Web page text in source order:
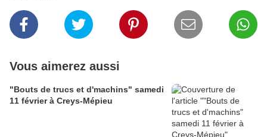
Vous aimerez aussi
"Bouts de trucs et d'machins" samedi
11 février à Creys-Mépieu